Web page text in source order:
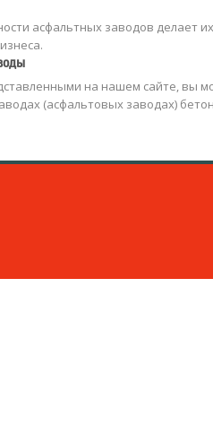
асфальтных заводов делает
на нашем сайте, вы
(асфальтовых заводах)